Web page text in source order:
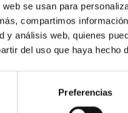
se usan para
compartimos
y análisis web, quienes
del uso que haya hecho
Preferencias
un abogado o a un asesor
idénticas, y lo que acaba